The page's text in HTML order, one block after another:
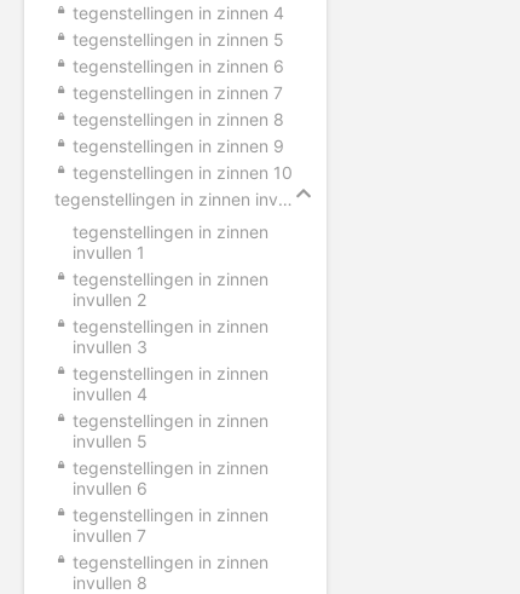
tegenstellingen in zinnen 4
tegenstellingen in zinnen 5
tegenstellingen in zinnen 6
tegenstellingen in zinnen 7
tegenstellingen in zinnen 8
tegenstellingen in zinnen 9
tegenstellingen in zinnen 10
tegenstellingen in zinnen invullen
tegenstellingen in zinnen
invullen 1
tegenstellingen in zinnen
invullen 2
tegenstellingen in zinnen
invullen 3
tegenstellingen in zinnen
invullen 4
tegenstellingen in zinnen
invullen 5
tegenstellingen in zinnen
invullen 6
tegenstellingen in zinnen
invullen 7
tegenstellingen in zinnen
invullen 8